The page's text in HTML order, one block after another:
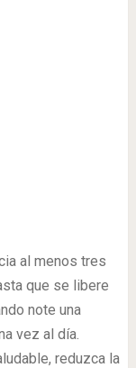
al menos tres
que se libere
note una
vez al día.
reduzca la